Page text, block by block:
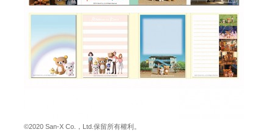
©2020 San-X Co.，Ltd.保留所有權利。